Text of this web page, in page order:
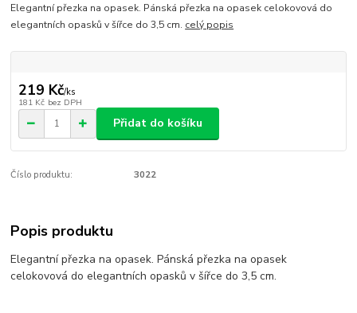
Elegantní přezka na opasek. Pánská přezka na opasek celokovová do
elegantních opasků v šířce do 3,5 cm. celý popis
219 Kč/ks
181 Kč bez DPH
Přidat do košíku
Číslo produktu: 3022
Popis produktu
Elegantní přezka na opasek. Pánská přezka na opasek
celokovová do elegantních opasků v šířce do 3,5 cm.